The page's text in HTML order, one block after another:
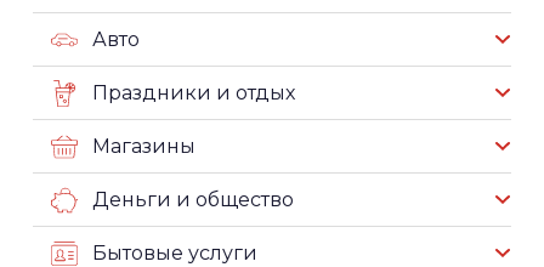
Авто
Праздники и отдых
Магазины
Деньги и общество
Бытовые услуги